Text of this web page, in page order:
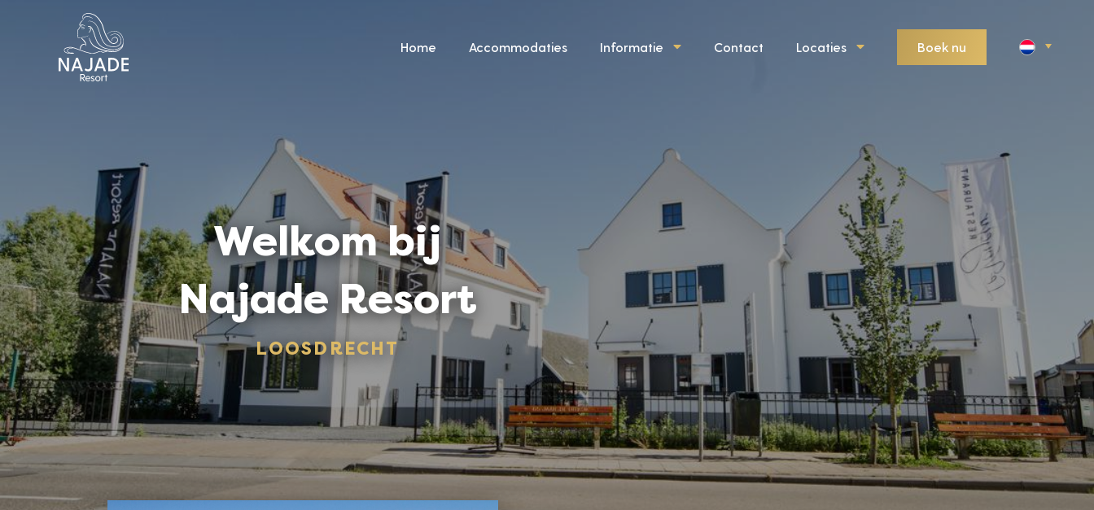
Home Accommodaties Informatie Contact Locaties Boek nu
Welkom bij
Najade Resort
LOOSDRECHT